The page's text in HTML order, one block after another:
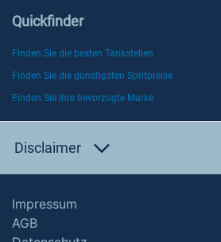
Quickfinder
Finden Sie die besten Tankstellen
Finden Sie die günstigsten Spritpreise
Finden Sie Ihre bevorzugte Marke
Disclaimer
Impressum
AGB